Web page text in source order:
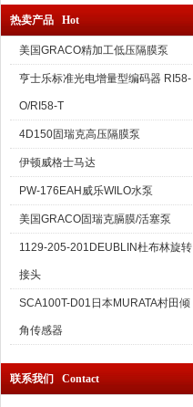
热卖产品 Hot
美国GRACO精加工低压隔膜泵
亨士乐标准光电增量型编码器 RI58-
O/RI58-T
4D150固瑞克高压隔膜泵
伊顿威格士马达
PW-176EAH威乐WILO水泵
美国GRACO固瑞克膈膜/活塞泵
1129-205-201DEUBLIN杜布林旋转
接头
SCA100T-D01日本MURATA村田倾
角传感器
联系我们 Contact